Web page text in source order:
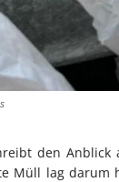
den
Müll lag darum